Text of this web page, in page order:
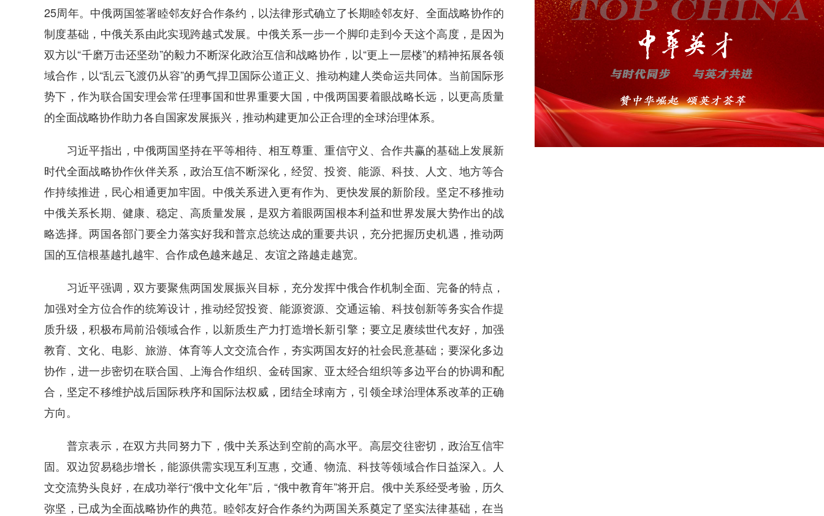
25周年。中俄两国签署睦邻友好合作条约，以法律形式确立了长期睦邻友好、全面战略协作的
制度基础，中俄关系由此实现跨越式发展。中俄关系一步一个脚印走到今天这个高度，是因为
双方以“千磨万击还坚劲”的毅力不断深化政治互信和战略协作，以“更上一层楼”的精神拓展各领
域合作，以“乱云飞渡仍从容”的勇气捍卫国际公道正义、推动构建人类命运共同体。当前国际形
势下，作为联合国安理会常任理事国和世界重要大国，中俄两国要着眼战略长远，以更高质量
的全面战略协作助力各自国家发展振兴，推动构建更加公正合理的全球治理体系。
习近平指出，中俄两国坚持在平等相待、相互尊重、重信守义、合作共赢的基础上发展新
时代全面战略协作伙伴关系，政治互信不断深化，经贸、投资、能源、科技、人文、地方等合
作持续推进，民心相通更加牢固。中俄关系进入更有作为、更快发展的新阶段。坚定不移推动
中俄关系长期、健康、稳定、高质量发展，是双方着眼两国根本利益和世界发展大势作出的战
略选择。两国各部门要全力落实好我和普京总统达成的重要共识，充分把握历史机遇，推动两
国的互信根基越扎越牢、合作成色越来越足、友谊之路越走越宽。
习近平强调，双方要聚焦两国发展振兴目标，充分发挥中俄合作机制全面、完备的特点，
加强对全方位合作的统筹设计，推动经贸投资、能源资源、交通运输、科技创新等务实合作提
质升级，积极布局前沿领域合作，以新质生产力打造增长新引擎；要立足赓续世代友好，加强
教育、文化、电影、旅游、体育等人文交流合作，夯实两国友好的社会民意基础；要深化多边
协作，进一步密切在联合国、上海合作组织、金砖国家、亚太经合组织等多边平台的协调和配
合，坚定不移维护战后国际秩序和国际法权威，团结全球南方，引领全球治理体系改革的正确
方向。
普京表示，在双方共同努力下，俄中关系达到空前的高水平。高层交往密切，政治互信牢
固。双边贸易稳步增长，能源供需实现互利互惠，交通、物流、科技等领域合作日益深入。人
文交流势头良好，在成功举行“俄中文化年”后，“俄中教育年”将开启。俄中关系经受考验，历久
弥坚，已成为全面战略协作的典范。睦邻友好合作条约为两国关系奠定了坚实法律基础，在当